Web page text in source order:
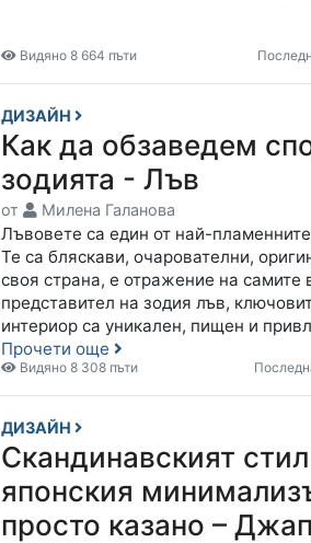
Видяно 8 664 пъти
ДИЗАЙН
Как да обзаведем
зодията - Лъв
от Милена Галанова
Лъвовете са един от най-
Те са бляскави, очарователни,
своя страна, е отражение на самите
представител на зодия лъв,
интериор са уникален, пищен и
Прочети още
Видяно 8 308 пъти
ДИЗАЙН
Скандинавският
японския
просто казано –